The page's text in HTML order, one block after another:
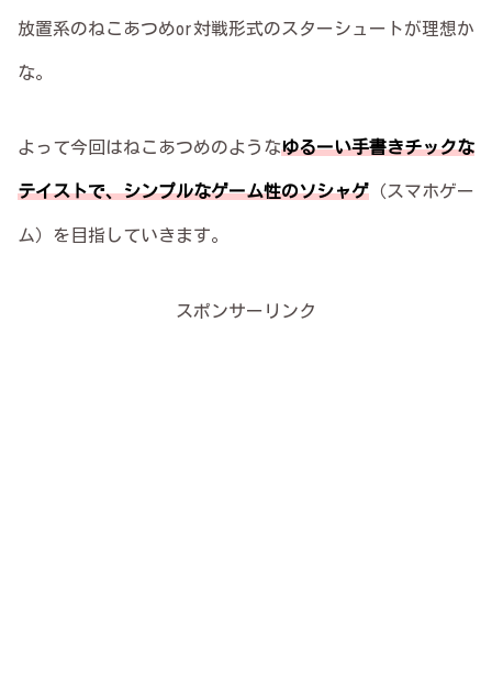
放置系のねこあつめor対戦形式のスターシュートが理想か
な。
よって今回はねこあつめのようなゆるーい手書きチックな
テイストで、シンプルなゲーム性のソシャゲ （スマホゲー
ム）を目指していきます。
スポンサーリンク